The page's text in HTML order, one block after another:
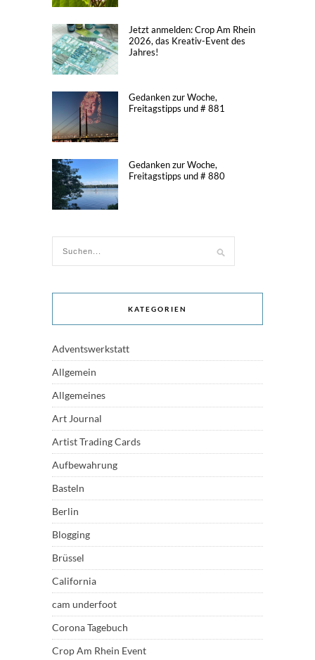
Jetzt anmelden: Crop Am Rhein
2026, das Kreativ-Event des
Jahres!
Gedanken zur Woche,
Freitagstipps und # 881
Gedanken zur Woche,
Freitagstipps und # 880
KATEGORIEN
Adventswerkstatt
Allgemein
Allgemeines
Art Journal
Artist Trading Cards
Aufbewahrung
Basteln
Berlin
Blogging
Brüssel
California
cam underfoot
Corona Tagebuch
Crop Am Rhein Event